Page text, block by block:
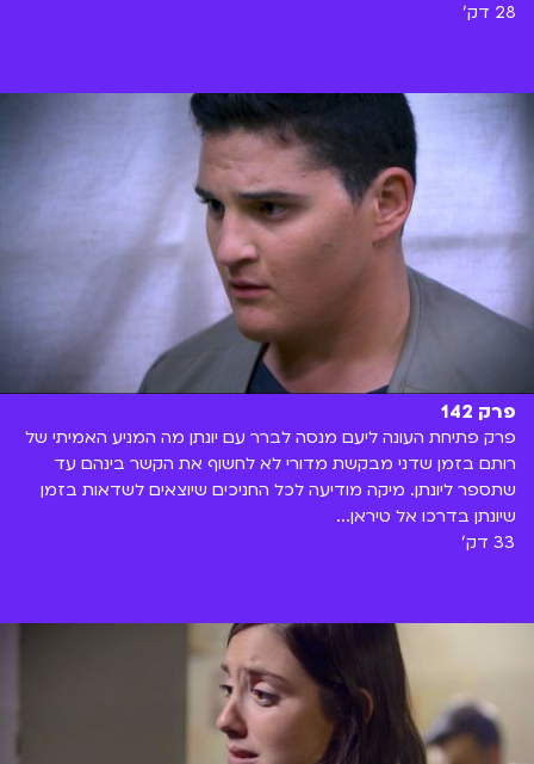
28 דק'
פרק 142
פרק פתיחת העונה ליעם מנסה לברר עם יונתן מה המניע האמיתי של
רותם בזמן שדני מבקשת מדורי לא לחשוף את הקשר בינהם עד
שתספר ליונתן. מיקה מודיעה לכל החניכים שיוצאים לשדאות בזמן
שיונתן בדרכו אל טיראן...
33 דק'